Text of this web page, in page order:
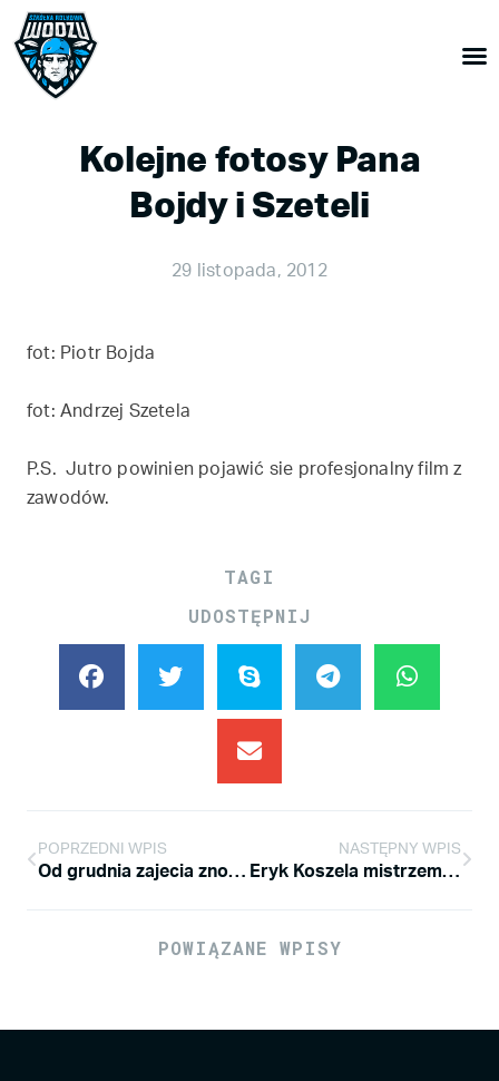
Kolejne fotosy Pana
Bojdy i Szeteli
29 listopada, 2012
fot: Piotr Bojda
fot: Andrzej Szetela
P.S. Jutro powinien pojawić sie profesjonalny film z
zawodów.
TAGI
UDOSTĘPNIJ
POPRZEDNI WPIS
Od grudnia zajecia znowu w gm8
NASTĘPNY WPIS
Eryk Koszela mistrzem ligi polskiej 2012 Juniorów w Speed Slalomie
POWIĄZANE WPISY